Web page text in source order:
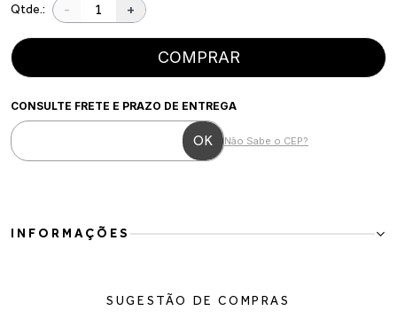
Qtde.: - +
COMPRAR
CONSULTE FRETE E PRAZO DE ENTREGA
Não Sabe o CEP?
INFORMAÇÕES
A Bota Feminina em Couro Preto com Salto Geométrico é a escolha
ideal para mulheres que valorizam elegância e personalidade nos
SUGESTÃO DE COMPRAS